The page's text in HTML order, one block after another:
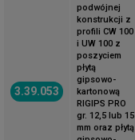
3.39.053
podwójnej
konstrukcji z
profili CW 100
i UW 100 z
poszyciem
płytą
gipsowo-
kartonową
RIGIPS PRO
gr. 12,5 lub 15
mm oraz płytą